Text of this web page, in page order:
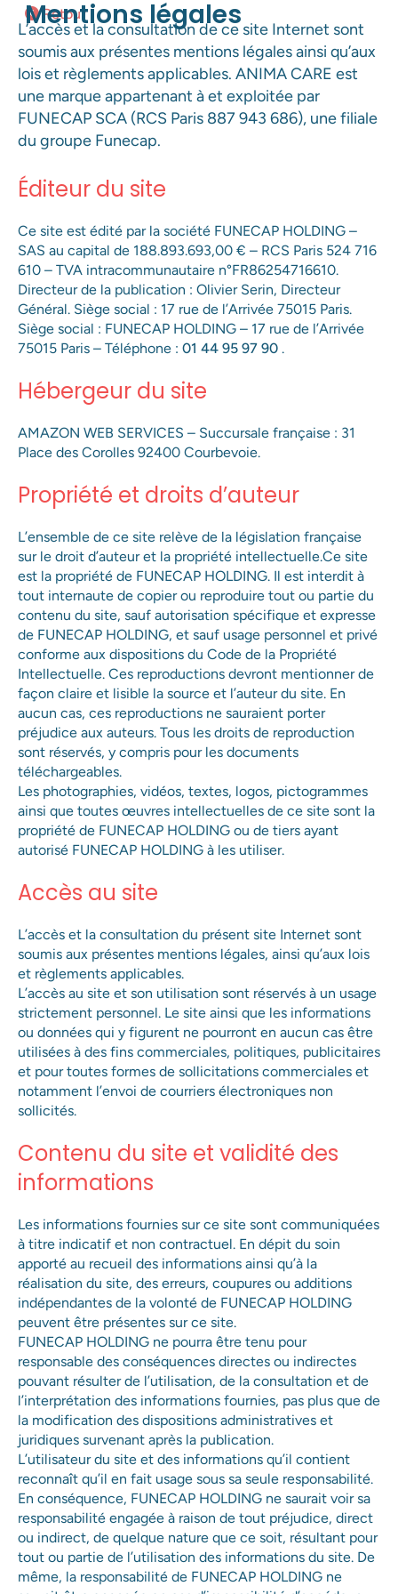
Retour
Mentions légales
L’accès et la consultation de ce site Internet sont
soumis aux présentes mentions légales ainsi qu’aux
lois et règlements applicables. ANIMA CARE est
une marque appartenant à et exploitée par
FUNECAP SCA (RCS Paris 887 943 686), une filiale
du groupe Funecap.
Éditeur du site
Ce site est édité par la société FUNECAP HOLDING –
SAS au capital de 188.893.693,00 € – RCS Paris 524 716
610 – TVA intracommunautaire n°FR86254716610.
Directeur de la publication : Olivier Serin, Directeur
Général. Siège social : 17 rue de l’Arrivée 75015 Paris.
Siège social : FUNECAP HOLDING – 17 rue de l’Arrivée
75015 Paris – Téléphone : 01 44 95 97 90 .
Hébergeur du site
AMAZON WEB SERVICES – Succursale française : 31
Place des Corolles 92400 Courbevoie.
Propriété et droits d’auteur
L’ensemble de ce site relève de la législation française
sur le droit d’auteur et la propriété intellectuelle.Ce site
est la propriété de FUNECAP HOLDING. Il est interdit à
tout internaute de copier ou reproduire tout ou partie du
contenu du site, sauf autorisation spécifique et expresse
de FUNECAP HOLDING, et sauf usage personnel et privé
conforme aux dispositions du Code de la Propriété
Intellectuelle. Ces reproductions devront mentionner de
façon claire et lisible la source et l’auteur du site. En
aucun cas, ces reproductions ne sauraient porter
préjudice aux auteurs. Tous les droits de reproduction
sont réservés, y compris pour les documents
téléchargeables.
Les photographies, vidéos, textes, logos, pictogrammes
ainsi que toutes œuvres intellectuelles de ce site sont la
propriété de FUNECAP HOLDING ou de tiers ayant
autorisé FUNECAP HOLDING à les utiliser.
Accès au site
L’accès et la consultation du présent site Internet sont
soumis aux présentes mentions légales, ainsi qu’aux lois
et règlements applicables.
L’accès au site et son utilisation sont réservés à un usage
strictement personnel. Le site ainsi que les informations
ou données qui y figurent ne pourront en aucun cas être
utilisées à des fins commerciales, politiques, publicitaires
et pour toutes formes de sollicitations commerciales et
notamment l’envoi de courriers électroniques non
sollicités.
Contenu du site et validité des
informations
Les informations fournies sur ce site sont communiquées
à titre indicatif et non contractuel. En dépit du soin
apporté au recueil des informations ainsi qu’à la
réalisation du site, des erreurs, coupures ou additions
indépendantes de la volonté de FUNECAP HOLDING
peuvent être présentes sur ce site.
FUNECAP HOLDING ne pourra être tenu pour
responsable des conséquences directes ou indirectes
pouvant résulter de l’utilisation, de la consultation et de
l’interprétation des informations fournies, pas plus que de
la modification des dispositions administratives et
juridiques survenant après la publication.
L’utilisateur du site et des informations qu’il contient
reconnaît qu’il en fait usage sous sa seule responsabilité.
En conséquence, FUNECAP HOLDING ne saurait voir sa
responsabilité engagée à raison de tout préjudice, direct
ou indirect, de quelque nature que ce soit, résultant pour
tout ou partie de l’utilisation des informations du site. De
même, la responsabilité de FUNECAP HOLDING ne
Support Anima Care